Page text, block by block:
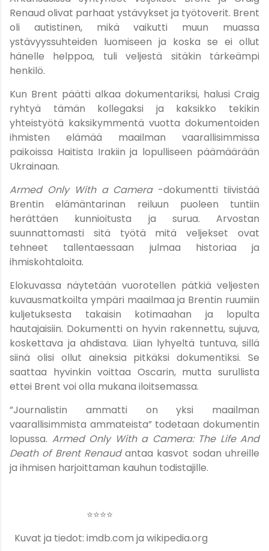
Renaud olivat parhaat ystävykset ja työtoverit. Brent
oli autistinen, mikä vaikutti muun muassa
ystävyyssuhteiden luomiseen ja koska se ei ollut
hänelle helppoa, tuli veljestä sitäkin tärkeämpi
henkilö.
Kun Brent päätti alkaa dokumentariksi, halusi Craig
ryhtyä tämän kollegaksi ja kaksikko tekikin
yhteistyötä kaksikymmentä vuotta dokumentoiden
ihmisten elämää maailman vaarallisimmissa
paikoissa Haitista Irakiin ja lopulliseen päämäärään
Ukrainaan.
Armed Only With a Camera-dokumentti tiivistää
Brentin elämäntarinan reiluun puoleen tuntiin
herättäen kunnioitusta ja surua. Arvostan
suunnattomasti sitä työtä mitä veljekset ovat
tehneet tallentaessaan julmaa historiaa ja
ihmiskohtaloita.
Elokuvassa näytetään vuorotellen pätkiä veljesten
kuvausmatkoilta ympäri maailmaa ja Brentin ruumiin
kuljetuksesta takaisin kotimaahan ja lopulta
hautajaisiin. Dokumentti on hyvin rakennettu, sujuva,
koskettava ja ahdistava. Liian lyhyeltä tuntuva, sillä
siinä olisi ollut aineksia pitkäksi dokumentiksi. Se
saattaa hyvinkin voittaa Oscarin, mutta surullista
ettei Brent voi olla mukana iloitsemassa.
”Journalistin ammatti on yksi maailman
vaarallisimmista ammateista” todetaan dokumentin
lopussa. Armed Only With a Camera: The Life And
Death of Brent Renaudantaa kasvot sodan uhreille
ja ihmisen harjoittaman kauhun todistajille.
⭐️⭐️⭐️⭐️
Kuvat ja tiedot: imdb.com ja wikipedia.org